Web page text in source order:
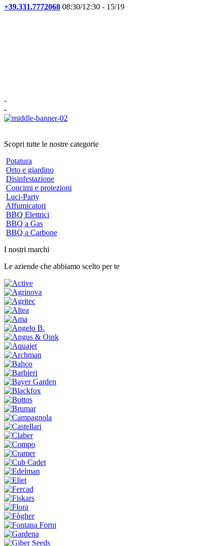
+39.331.7772068 08:30/12:30 - 15/19
-
-
Scopri tutte le nostre categorie
Potatura
Orto e giardino
Disinfestazione
Concimi e protezioni
Luci-Party
Affumicatori
BBQ Elettrici
BBQ a Gas
BBQ a Carbone
I nostri marchi
Le aziende che abbiamo scelto per te